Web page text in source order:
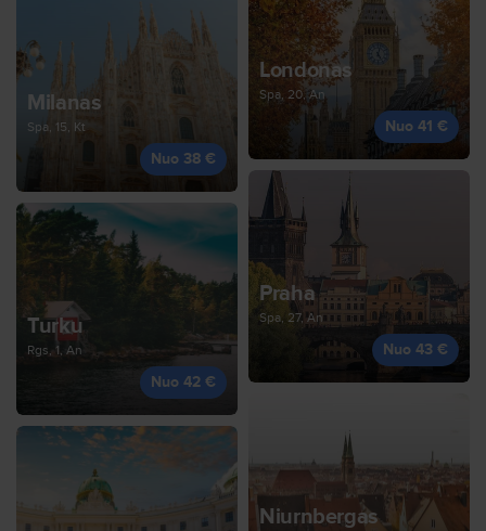
Milanas
Spa, 15, Kt
Nuo 38 €
Londonas
Spa, 20, An
Nuo 41 €
Turku
Rgs, 1, An
Nuo 42 €
Praha
Spa, 27, An
Nuo 43 €
Niurnbergas